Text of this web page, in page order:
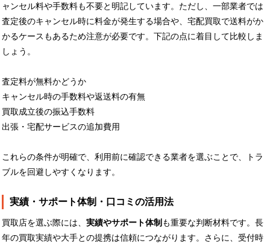
ャンセル料や手数料も不要と明記しています。ただし、一部業者では
査定後のキャンセル時に料金が発生する場合や、宅配買取で送料がか
かるケースもあるため注意が必要です。下記の点に着目して比較しま
しょう。
査定料が無料かどうか
キャンセル時の手数料や返送料の有無
買取成立後の振込手数料
出張・宅配サービスの追加費用
これらの条件が明確で、利用前に確認できる業者を選ぶことで、トラ
ブルを回避しやすくなります。
実績・サポート体制・口コミの活用法
買取店を選ぶ際には、 実績やサポート体制 も重要な判断材料です。長
年の買取実績や大手との提携は信頼につながります。さらに、受付時